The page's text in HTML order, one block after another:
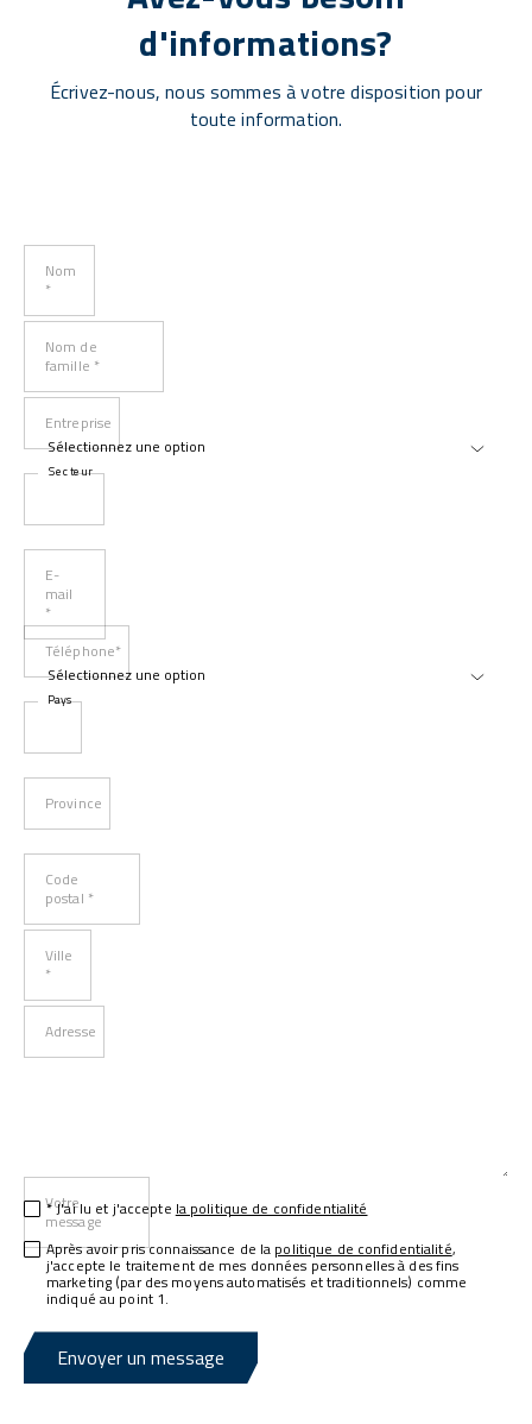
d'informations?
Écrivez-nous, nous sommes à votre disposition pour
toute information.
Nom
*
Nom de
famille *
Entreprise
Secteur
E-
mail
*
Téléphone*
Pays
Province
Code
postal *
Ville
*
Adresse
Votre
message
* J'ai lu et j'accepte la politique de confidentialité
Après avoir pris connaissance de la politique de confidentialité,
j'accepte le traitement de mes données personnelles à des fins
marketing (par des moyens automatisés et traditionnels) comme
indiqué au point 1.
Envoyer un message